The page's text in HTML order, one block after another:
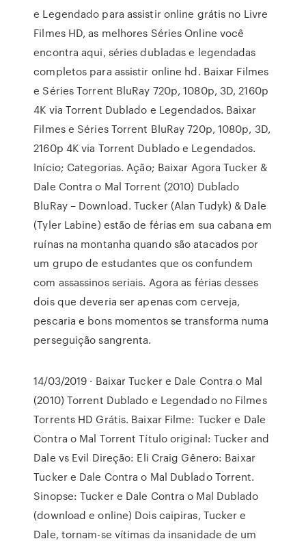
e Legendado para assistir online grátis no Livre
Filmes HD, as melhores Séries Online você
encontra aqui, séries dubladas e legendadas
completos para assistir online hd. Baixar Filmes
e Séries Torrent BluRay 720p, 1080p, 3D, 2160p
4K via Torrent Dublado e Legendados. Baixar
Filmes e Séries Torrent BluRay 720p, 1080p, 3D,
2160p 4K via Torrent Dublado e Legendados.
Início; Categorias. Ação; Baixar Agora Tucker &
Dale Contra o Mal Torrent (2010) Dublado
BluRay – Download. Tucker (Alan Tudyk) & Dale
(Tyler Labine) estão de férias em sua cabana em
ruínas na montanha quando são atacados por
um grupo de estudantes que os confundem
com assassinos seriais. Agora as férias desses
dois que deveria ser apenas com cerveja,
pescaria e bons momentos se transforma numa
perseguição sangrenta.
14/03/2019 · Baixar Tucker e Dale Contra o Mal
(2010) Torrent Dublado e Legendado no Filmes
Torrents HD Grátis. Baixar Filme: Tucker e Dale
Contra o Mal Torrent Título original: Tucker and
Dale vs Evil Direção: Eli Craig Gênero: Baixar
Tucker e Dale Contra o Mal Dublado Torrent.
Sinopse: Tucker e Dale Contra o Mal Dublado
(download e online) Dois caipiras, Tucker e
Dale, tornam-se vítimas da insanidade de um